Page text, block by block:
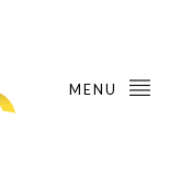
MENU